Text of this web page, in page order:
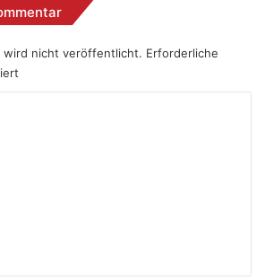
wird nicht veröffentlicht. Erforderliche